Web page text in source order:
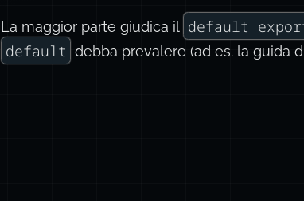
La maggior parte giudica il default
default debba prevalere (ad es. la guida